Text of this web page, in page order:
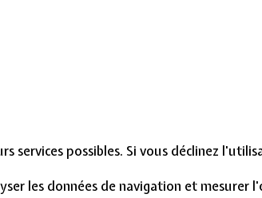
services possibles. Si vous déclinez
les données de navigation et